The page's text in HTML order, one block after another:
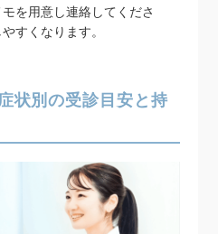
を用意し連絡してくださ
すくなります。
状別の受診目安と持